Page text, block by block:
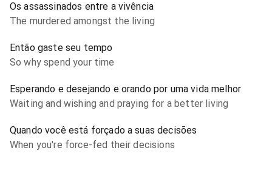
Os assassinados entre a vivência
The murdered amongst the living
Então gaste seu tempo
So why spend your time
Esperando e desejando e orando por uma vida melhor
Waiting and wishing and praying for a better living
Quando você está forçado a suas decisões
When you're force-fed their decisions